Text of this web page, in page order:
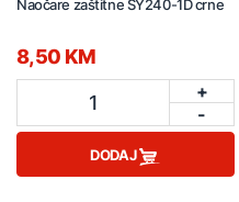
Naočare zaštitne SY240-1D crne
8,50 KM
1
+
-
DODAJ